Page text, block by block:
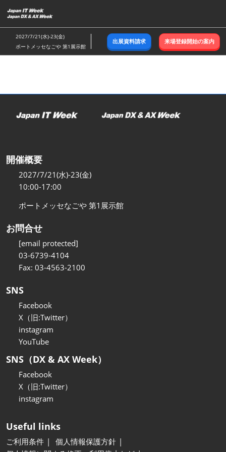
キ
ッ
し
む
2027/7/21(水)-23(金)
ポートメッセなごや 第1展示館
出展資料請求 来場登録開始の案内
開催概要
2027/7/21(水)-23(金)
10:00-17:00
ポートメッセなごや 第1展示館
お問合せ
[email protected]
03-6739-4104
Fax: 03-4563-2100
SNS
Facebook
X（旧:Twitter）
instagram
YouTube
SNS（DX & AX Week）
Facebook
X（旧:Twitter）
instagram
Useful links
ご利用条件
個人情報保護方針